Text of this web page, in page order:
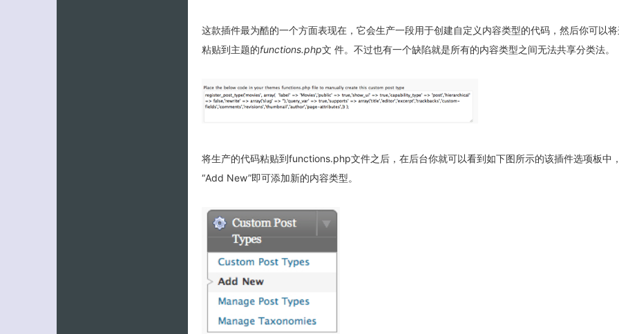
这款插件最为酷的一个方面表现在，它会生产一段用于创建自定义内容类型的代码，然后你可以
粘贴到主题的functions.php文 件。不过也有一个缺陷就是所有的内容类型之间无法共享分类法。
将生产的代码粘贴到functions.php文件之后，在后台你就可以看到如下图所示的该插件选项板中
“Add New”即可添加新的内容类型。